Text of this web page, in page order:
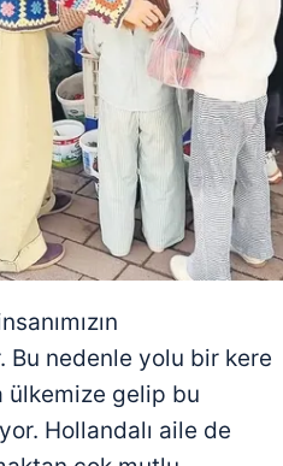
bilgi almak için lütfen
tıklayınız
nedenle yolu bir kere
ülkemize gelip bu
Hollandalı aile de